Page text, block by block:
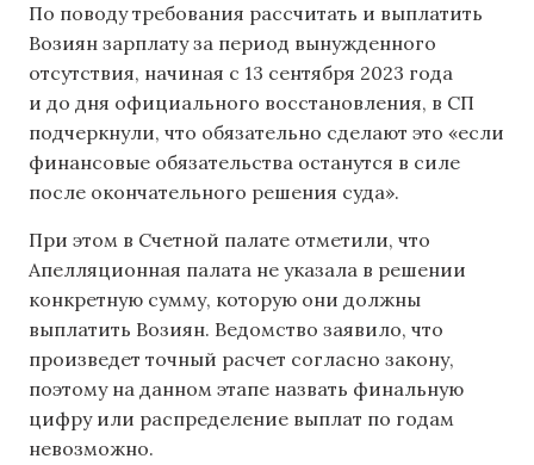
По поводу требования рассчитать и выплатить
Возиян зарплату за период вынужденного
отсутствия, начиная с 13 сентября 2023 года
и до дня официального восстановления, в СП
подчеркнули, что обязательно сделают это «если
финансовые обязательства останутся в силе
после окончательного решения суда».
При этом в Счетной палате отметили, что
Апелляционная палата не указала в решении
конкретную сумму, которую они должны
выплатить Возиян. Ведомство заявило, что
произведет точный расчет согласно закону,
поэтому на данном этапе назвать финальную
цифру или распределение выплат по годам
невозможно.